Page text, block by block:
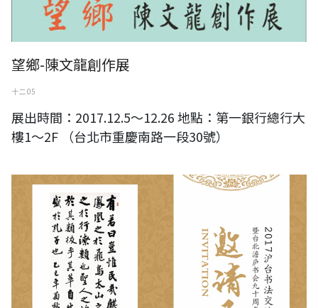
望鄉-陳文龍創作展
十二 05
展出時間：2017.12.5～12.26 地點：第一銀行總行大
樓1～2F （台北市重慶南路一段30號）
2017澹廬書會90年上海特展